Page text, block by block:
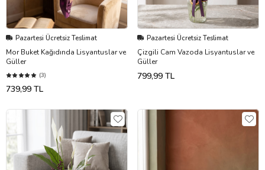
Pazartesi Ücretsiz Teslimat
Mor Buket Kağıdında Lisyantuslar ve
Güller
(3)
739,99 TL
Pazartesi Ücretsiz Teslimat
Çizgili Cam Vazoda Lisyantuslar ve
Güller
799,99 TL